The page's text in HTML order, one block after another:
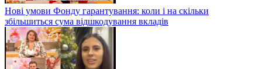
Нові умови Фонду гарантування: коли і на скільки
збільшиться сума відшкодування вкладів